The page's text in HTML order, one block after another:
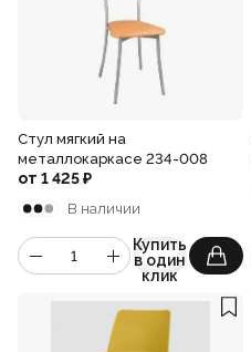
Стул мягкий на
металлокаркасе 234-008
от 1 425₽
В наличии
Купить
в один
клик
На одной ножке
Для гостиниц